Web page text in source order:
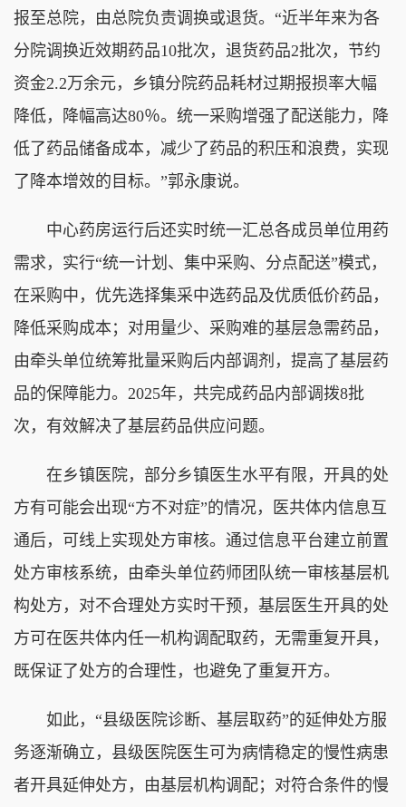
报至总院，由总院负责调换或退货。“近半年来为各
分院调换近效期药品10批次，退货药品2批次，节约
资金2.2万余元，乡镇分院药品耗材过期报损率大幅
降低，降幅高达80％。统一采购增强了配送能力，降
低了药品储备成本，减少了药品的积压和浪费，实现
了降本增效的目标。”郭永康说。
中心药房运行后还实时统一汇总各成员单位用药
需求，实行“统一计划、集中采购、分点配送”模式，
在采购中，优先选择集采中选药品及优质低价药品，
降低采购成本；对用量少、采购难的基层急需药品，
由牵头单位统筹批量采购后内部调剂，提高了基层药
品的保障能力。2025年，共完成药品内部调拨8批
次，有效解决了基层药品供应问题。
在乡镇医院，部分乡镇医生水平有限，开具的处
方有可能会出现“方不对症”的情况，医共体内信息互
通后，可线上实现处方审核。通过信息平台建立前置
处方审核系统，由牵头单位药师团队统一审核基层机
构处方，对不合理处方实时干预，基层医生开具的处
方可在医共体内任一机构调配取药，无需重复开具，
既保证了处方的合理性，也避免了重复开方。
如此，“县级医院诊断、基层取药”的延伸处方服
务逐渐确立，县级医院医生可为病情稳定的慢性病患
者开具延伸处方，由基层机构调配；对符合条件的慢